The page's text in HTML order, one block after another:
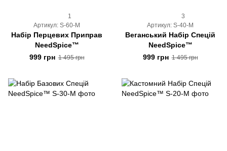
1
Артикул: S-60-M
Набір Перцевих Приправ
NeedSpice™
999 грн 1 495 грн
3
Артикул: S-40-M
Веганський Набір Спецій
NeedSpice™
999 грн 1 495 грн